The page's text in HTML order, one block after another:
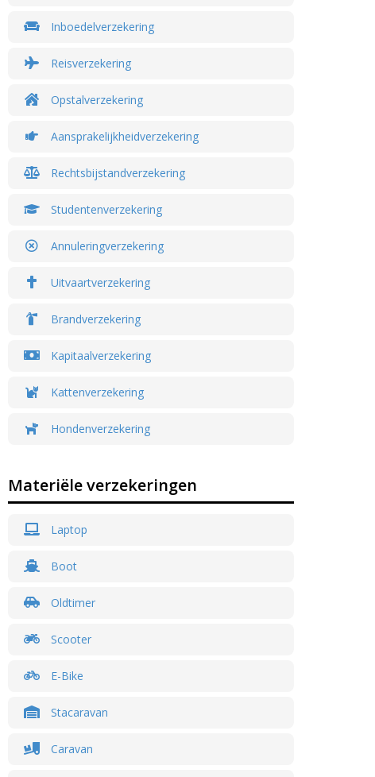
Inboedelverzekering
Reisverzekering
Opstalverzekering
Aansprakelijkheidverzekering
Rechtsbijstandverzekering
Studentenverzekering
Annuleringverzekering
Uitvaartverzekering
Brandverzekering
Kapitaalverzekering
Kattenverzekering
Hondenverzekering
Materiële verzekeringen
Laptop
Boot
Oldtimer
Scooter
E-Bike
Stacaravan
Caravan